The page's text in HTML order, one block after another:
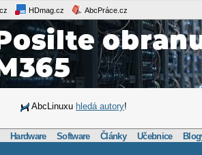
HDmag.cz AbcPráce.cz
AbcLinuxu hledá autory!
Hardware Software Články Učebnice